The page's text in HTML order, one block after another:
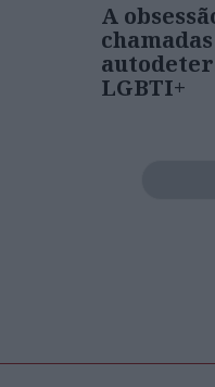
A
LGBTI+